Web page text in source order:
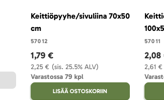
Keittiöpyyhe/sivuliina 70x50
cm
57012
(sis. 25.5% ALV)
2,25 €
1,79 €
Varastossa 79 kpl
LISÄÄ OSTOSKORIIN
57011
2,61 €
2,08